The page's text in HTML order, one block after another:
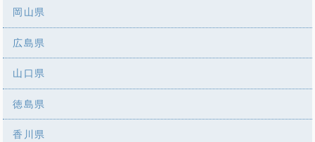
岡山県
広島県
山口県
徳島県
香川県